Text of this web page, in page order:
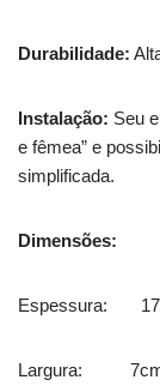
Durabilidade:
Instalação: Seu
e fêmea” e
simplificada.
Dimensões:
Espessura: 17,
Largura: 7cm,